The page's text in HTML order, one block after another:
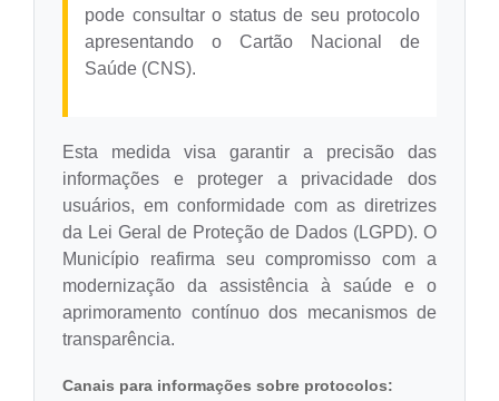
Diário Oficial
Junta Militar
Legislação
Ouvidoria Municipal
Nota Fiscal Eletrônica
pode consultar o status de seu protocolo
apresentando o Cartão Nacional de
Saúde (CNS).
Esta medida visa garantir a precisão das
informações e proteger a privacidade dos
usuários, em conformidade com as diretrizes
da Lei Geral de Proteção de Dados (LGPD). O
Município reafirma seu compromisso com a
modernização da assistência à saúde e o
aprimoramento contínuo dos mecanismos de
transparência.
Canais para informações sobre protocolos: